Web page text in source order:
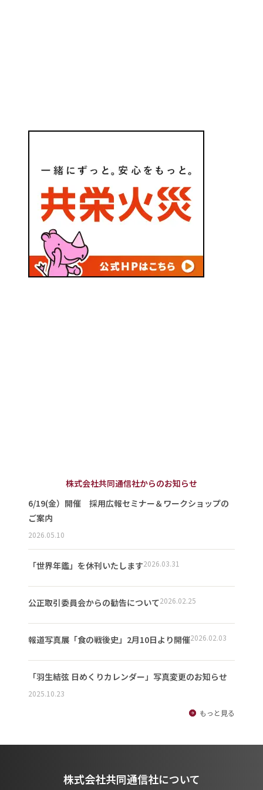
株式会社共同通信社からのお知らせ
6/19(金）開催 採用広報セミナー＆ワークショップの
ご案内
2026.05.10
「世界年鑑」を休刊いたします2026.03.31
公正取引委員会からの勧告について2026.02.25
報道写真展「食の戦後史」2月10日より開催2026.02.03
「羽生結弦 日めくりカレンダー」写真変更のお知らせ
2025.10.23
もっと見る
株式会社共同通信社について